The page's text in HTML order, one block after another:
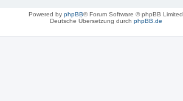
Powered by phpBB® Forum Software © phpBB Limited
Deutsche Übersetzung durch phpBB.de